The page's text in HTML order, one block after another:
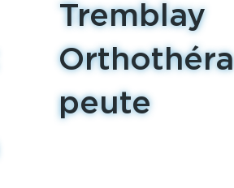
Tremblay
Orthothéra
peute